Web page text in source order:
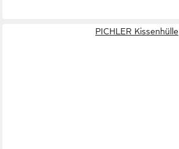
PICHLER Kissenhülle